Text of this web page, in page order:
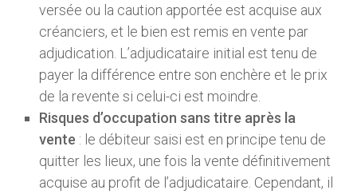
versée ou la caution apportée est acquise aux
créanciers, et le bien est remis en vente par
adjudication. L’adjudicataire initial est tenu de
payer la différence entre son enchère et le prix
de la revente si celui-ci est moindre.
Risques d’occupation sans titre après la
vente : le débiteur saisi est en principe tenu de
quitter les lieux, une fois la vente définitivement
acquise au profit de l’adjudicataire. Cependant, il